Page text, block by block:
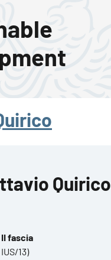
Quirico
fascia
13)